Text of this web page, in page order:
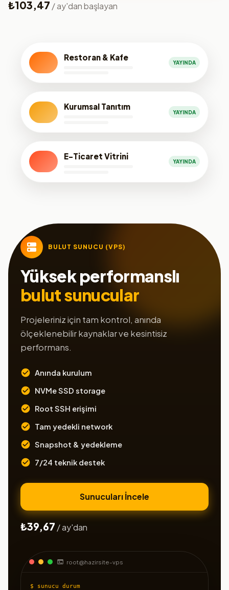
₺103,47 / ay'dan başlayan
Restoran & Kafe
YAYINDA
Kurumsal Tanıtım
YAYINDA
E-Ticaret Vitrini
YAYINDA
root@hazirsite-vps
$ sunucu durum
BULUT SUNUCU (VPS)
Yüksek performanslı
bulut sunucular
Projeleriniz için tam kontrol, anında
ölçeklenebilir kaynaklar ve kesintisiz
performans.
Anında kurulum
NVMe SSD storage
Root SSH erişimi
Tam yedekli network
Snapshot & yedekleme
7/24 teknik destek
Sunucuları İncele
₺39,67 / ay'dan